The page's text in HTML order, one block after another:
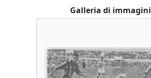
Galleria di immagini